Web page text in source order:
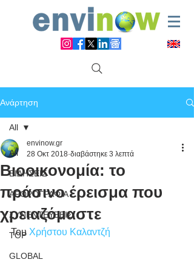
Ανάρτηση
All
ΕΙΔΗΣΕΙΣ
ΑΡΘΡΟΓΡΑΦΙΑ
ΣΥΝΕΝΤΕΥΞΕΙΣ
TOP
GLOBAL
All
Βιοοικονομία: το
πράσινο έρεισμα που
χρειαζόμαστε
envinow.gr
28 Οκτ 2018 διαβάστηκε 3 λεπτά
Του Χρήστου Καλαντζή